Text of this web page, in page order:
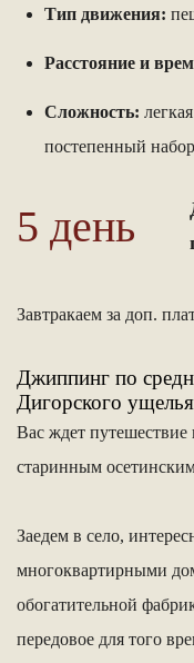
Тип движения:
Расстояние и
Сложность:
постепенный
5 день
Завтракаем за доп.
Джиппинг по
Дигорского ущелья
Вас ждет путешествие
старинным
Заедем в село,
многоквартирными
обогатительной
передовое для того